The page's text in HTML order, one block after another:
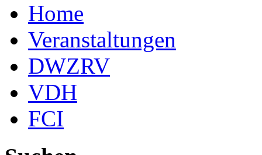
Home
Veranstaltungen
DWZRV
VDH
FCI